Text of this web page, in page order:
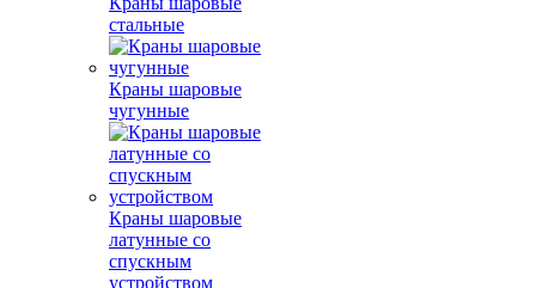
стальные
Краны шаровые
чугунные
Краны шаровые
латунные со
спускным
устройством